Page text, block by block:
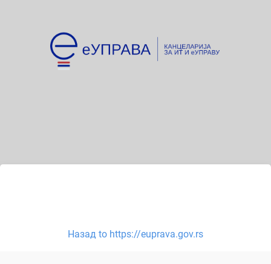
Назад to https://euprava.gov.rs